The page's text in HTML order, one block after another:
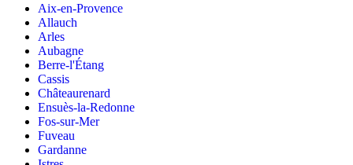
Aix-en-Provence
Allauch
Arles
Aubagne
Berre-l'Étang
Cassis
Châteaurenard
Ensuès-la-Redonne
Fos-sur-Mer
Fuveau
Gardanne